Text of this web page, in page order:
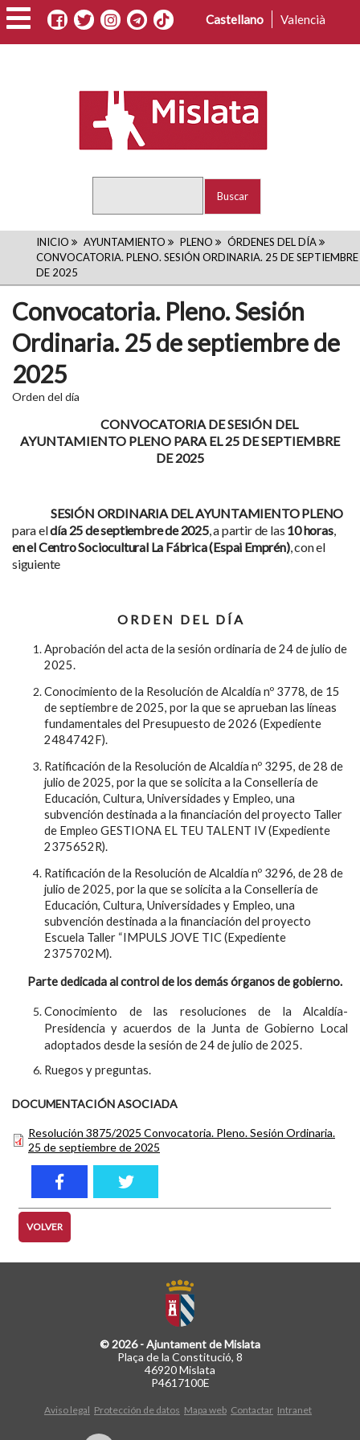
Pasar
al
contenido
Castellano Valencià
RUTA
DE
NAVEGACIÓN
INICIO AYUNTAMIENTO PLENO
ÓRDENES DEL DÍA
CONVOCATORIA. PLENO. SESIÓN ORDINARIA. 25 DE SEPTIEMBRE
DE 2025
Convocatoria. Pleno. Sesión
Ordinaria. 25 de septiembre de
2025
Orden del día
CONVOCATORIA DE SESIÓN DEL
AYUNTAMIENTO PLENO PARA EL 25 DE SEPTIEMBRE
DE 2025
SESIÓN ORDINARIA DEL AYUNTAMIENTO PLENO
para eldía 25 de septiembre de 2025, a partir de las 10 horas,
en el Centro Sociocultural La Fábrica (Espai Emprén), con el
siguiente
O R D E N D E L D Í A
Aprobación del acta de la sesión ordinaria de 24 de julio de
2025.
Conocimiento de la Resolución de Alcaldía nº 3778, de 15
de septiembre de 2025, por la que se aprueban las líneas
fundamentales del Presupuesto de 2026 (Expediente
2484742F).
Ratificación de la Resolución de Alcaldía nº 3295, de 28 de
julio de 2025, por la que se solicita a la Consellería de
Educación, Cultura, Universidades y Empleo, una
subvención destinada a la financiación del proyecto Taller
de Empleo GESTIONA EL TEU TALENT IV (Expediente
2375652R).
Ratificación de la Resolución de Alcaldía nº 3296, de 28 de
julio de 2025, por la que se solicita a la Consellería de
Educación, Cultura, Universidades y Empleo, una
subvención destinada a la financiación del proyecto
Escuela Taller “IMPULS JOVE TIC (Expediente
2375702M).
Parte dedicada al control de los demás órganos de gobierno.
Conocimiento de las resoluciones de la Alcaldía-
Presidencia y acuerdos de la Junta de Gobierno Local
adoptados desde la sesión de 24 de julio de 2025.
Ruegos y preguntas.
DOCUMENTACIÓN ASOCIADA
Resolución 3875/2025 Convocatoria. Pleno. Sesión Ordinaria.
25 de septiembre de 2025
VOLVER
© 2026 - Ajuntament de Mislata
Plaça de la Constitució, 8
46920 Mislata
P4617100E
Aviso legal Protección de datos Mapa web Contactar Intranet